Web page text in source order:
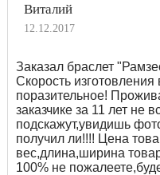
Виталий
12.12.2017
Заказал браслет
Скорость изготовления
поразительное!
заказчике за 11 лет не
подскажут,увидишь
получил ли!!!! Цена
вес,длина,ширина
100% не